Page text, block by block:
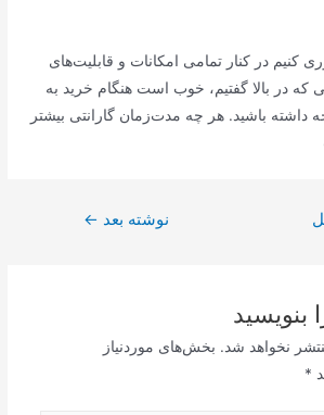
کنیم در کنار تمامی امکانات و قابلیت‌های
در بالا گفتیم، خوب است هنگام خرید به
داشته باشید. هر چه مدت‌زمان گارانتی بیشتر
نوشته بعد ←
بنویسید
نخواهد شد. بخش‌های موردنیاز
*